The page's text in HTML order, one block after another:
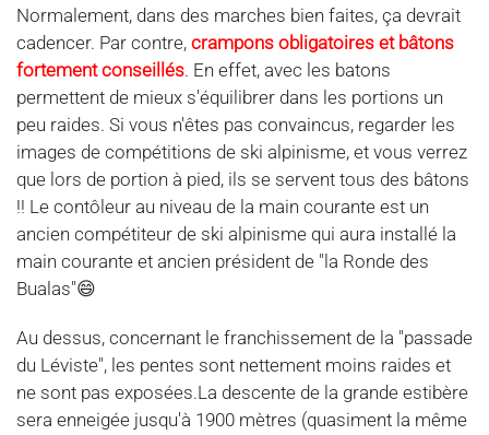
Normalement, dans des marches bien faites, ça devrait
cadencer. Par contre, crampons obligatoires et bâtons
fortement conseillés. En effet, avec les batons
permettent de mieux s'équilibrer dans les portions un
peu raides. Si vous n'êtes pas convaincus, regarder les
images de compétitions de ski alpinisme, et vous verrez
que lors de portion à pied, ils se servent tous des bâtons
!! Le contôleur au niveau de la main courante est un
ancien compétiteur de ski alpinisme qui aura installé la
main courante et ancien président de "la Ronde des
Bualas"😄
Au dessus, concernant le franchissement de la "passade
du Léviste", les pentes sont nettement moins raides et
ne sont pas exposées.La descente de la grande estibère
sera enneigée jusqu'à 1900 mètres (quasiment la même